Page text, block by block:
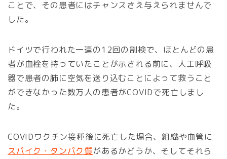
ことで、その患者にはチャンスさえ与えられませんで
した。
ドイツで行われた一連の12回の剖検で、ほとんどの患
者が血栓を持っていたことが示される前に、人工呼吸
器で患者の肺に空気を送り込むことによって救うこと
ができなかった数万人の患者がCOVIDで死亡しまし
た。
COVIDワクチン接種後に死亡した場合、組織や血管に
スパイク・タンパク質があるかどうか、そしてそれら